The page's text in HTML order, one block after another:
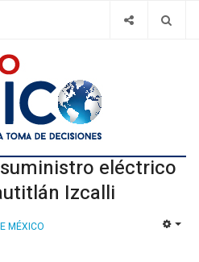
eléctrico
Izcalli
MÉXICO